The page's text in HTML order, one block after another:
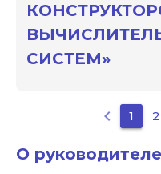
СИСТЕМ»
keyboard_arrow_left 1 2
О руководителе